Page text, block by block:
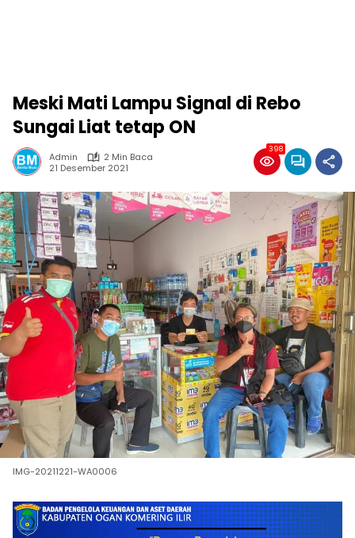
Meski Mati Lampu Signal di Rebo
Sungai Liat tetap ON
Admin
2 Min Baca
21 Desember 2021
398
IMG-20211221-WA0006